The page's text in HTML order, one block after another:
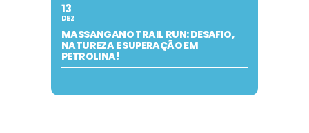
13
DEZ
MASSANGANO TRAIL RUN: DESAFIO,
NATUREZA E SUPERAÇÃO EM
PETROLINA!